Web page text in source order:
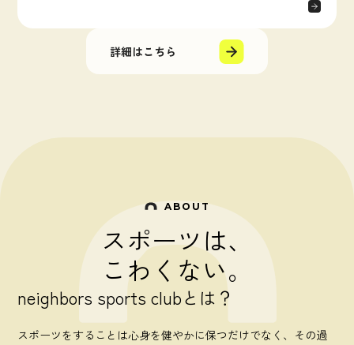
詳細はこちら
ABOUT
スポーツは、
こわくない。
neighbors sports clubとは？
スポーツをすることは心身を健やかに保つだけでなく、その過